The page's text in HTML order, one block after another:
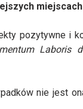
pozytywne i
Laboris
nie jest